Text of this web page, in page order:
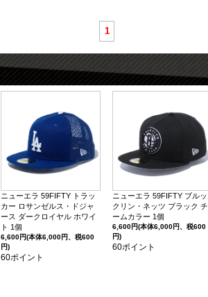
1
ニューエラ 59FIFTY トラッ
カー ロサンゼルス・ドジャ
ース ダークロイヤル ホワイ
ト 1個
6,600円(本体6,000円、税600
円)
60ポイント
ニューエラ 59FIFTY ブルッ
クリン・ネッツ ブラック チ
ームカラー 1個
6,600円(本体6,000円、税600
円)
60ポイント